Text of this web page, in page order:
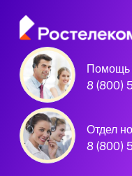
Помощь
8 (800)
Отдел
8 (800)
партнер
Подключили